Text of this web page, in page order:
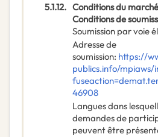
5.1.12. Conditions du
Conditions de
Soumission par voie
Adresse de
soumission: https://
publics.info/mpiaws/
46908
Langues dans
demandes de
peuvent être